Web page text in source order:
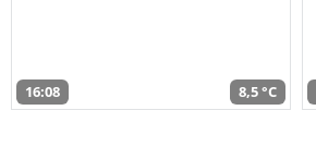
16:08 8,5 °C